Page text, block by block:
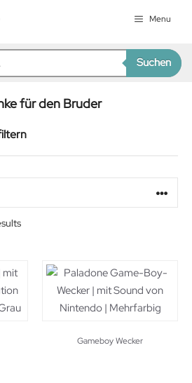
Menu
Suchen
für den Bruder
Gameboy Wecker